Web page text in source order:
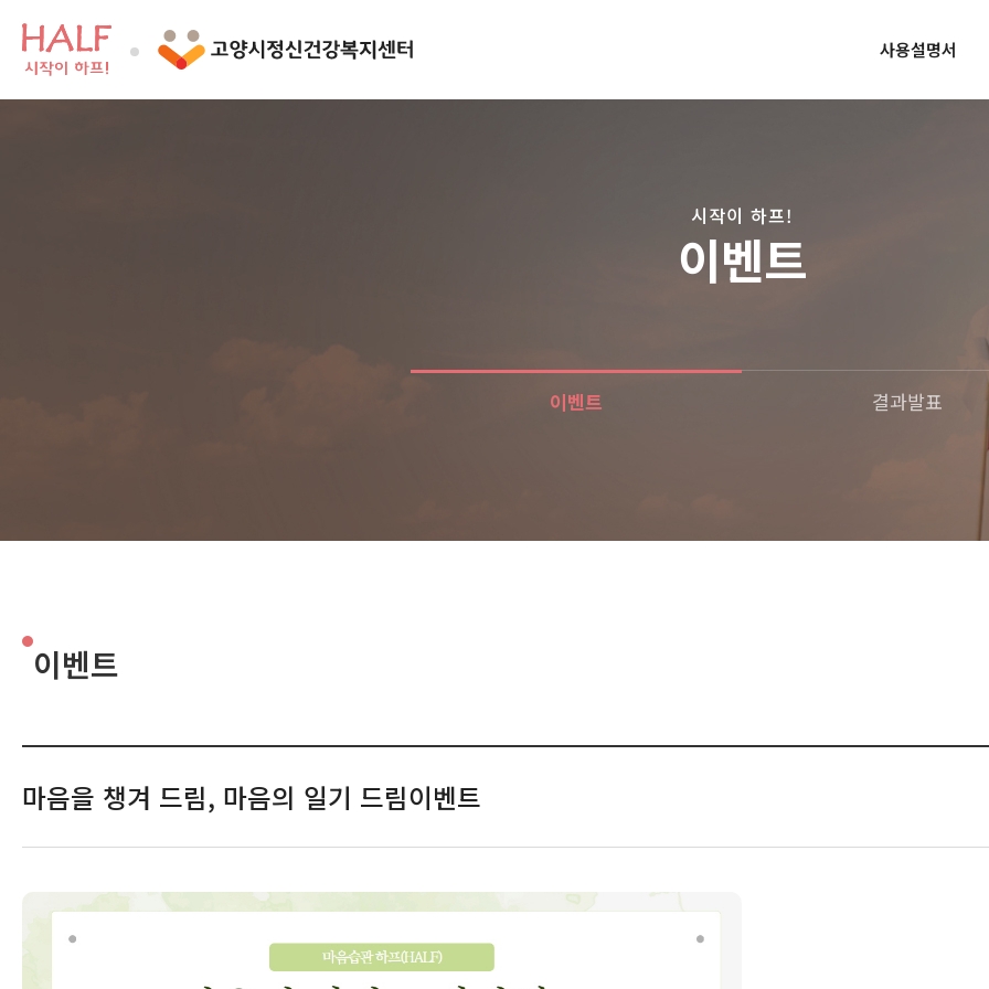
사용설명서
시작이 하프!
이벤트
이벤트 결과발표
이벤트
마음을 챙겨 드림, 마음의 일기 드림이벤트